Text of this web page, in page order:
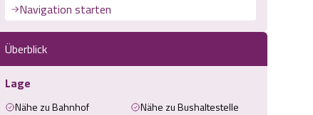
Navigation starten
Überblick
Lage
Nähe zu Bahnhof
Nähe zu Bushaltestelle